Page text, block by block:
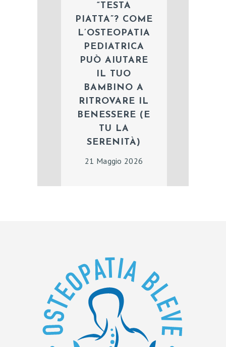
“TESTA
PIATTA”? COME
L’OSTEOPATIA
PEDIATRICA
PUÒ AIUTARE
IL TUO
BAMBINO A
RITROVARE IL
BENESSERE (E
TU LA
SERENITÀ)
21 Maggio 2026